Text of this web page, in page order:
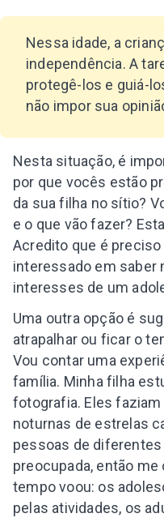
Nessa idade, a
independência. A
protegê-los e guiá-
não impor sua
Nesta situação, é
por que vocês estão
da sua filha no sítio?
e o que vão fazer?
Acredito que é
interessado em saber
interesses de um
Uma outra opção é
atrapalhar ou ficar o
Vou contar uma
família. Minha filha
fotografia. Eles
noturnas de estrelas
pessoas de
preocupada, então
tempo voou: os
pelas atividades, os